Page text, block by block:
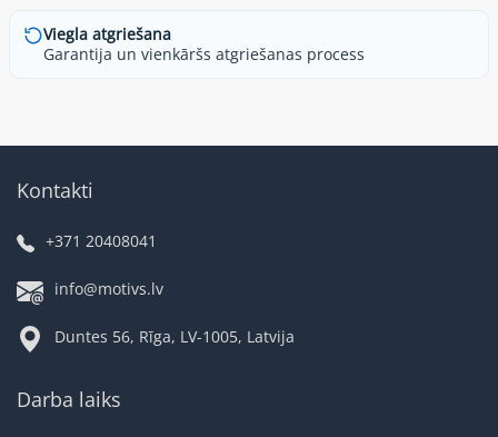
Viegla atgriešana
Garantija un vienkāršs atgriešanas process
Kontakti
+371 20408041
info@motivs.lv
Duntes 56, Rīga, LV-1005, Latvija
Darba laiks